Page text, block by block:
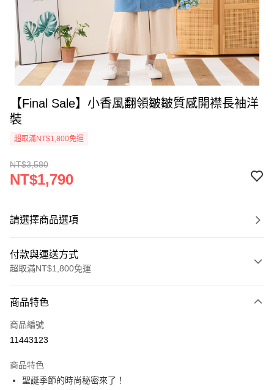
【Final Sale】小香風翻領皺皺質感開襟長袖洋
裝
超取滿NT$1,800免運
NT$3,580
NT$1,790
請選擇商品選項
付款與運送方式
超取滿NT$1,800免運
信用卡一次付款
超商取貨付款
Apple Pay
商品特色
商品編號
11443123
商品特色
聖誕季節的時尚秘密來了！